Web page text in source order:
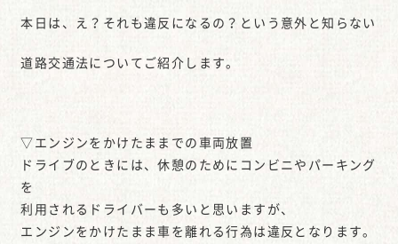
本日は、え？それも違反になるの？という意外と知らない
道路交通法についてご紹介します。
▽エンジンをかけたままでの車両放置
ドライブのときには、休憩のためにコンビニやパーキング
を
利用されるドライバーも多いと思いますが、
エンジンをかけたまま車を離れる行為は違反となります。